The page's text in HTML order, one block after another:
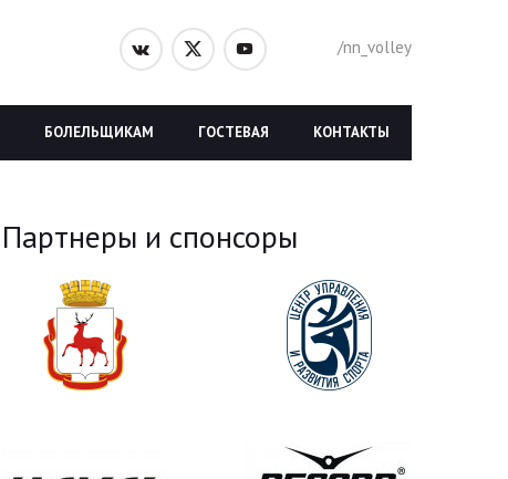
/nn_volley
КОНТАКТЫ
ГОСТЕВАЯ
БОЛЕЛЬЩИКАМ
Партнеры и спонсоры